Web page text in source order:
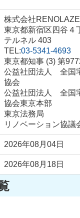
株式会社RENOLAZE
東京都新宿区四谷４
テルネル 403
TEL:03-5341-4693
東京都知事 (3) 第
公益社団法人 全国
協会
公益社団法人 全国
協会東京本部
東京法務局
リノベーション協議
2026年08月04日
2026年08月18日